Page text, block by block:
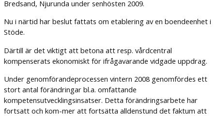
Bredsand, Njurunda under senhösten 2009.
Nu i närtid har beslut fattats om etablering av en boendeenhet i
Stöde.
Därtill är det viktigt att betona att resp. vårdcentral
kompenserats ekonomiskt för ifrågavarande vidgade uppdrag.
Under genomförandeprocessen vintern 2008 genomfördes ett
stort antal förändringar bl.a. omfattande
kompetensutvecklingsinsatser. Detta förändringsarbete har
fortsatt och kom-mer att fortsätta alldenstund det faktum att